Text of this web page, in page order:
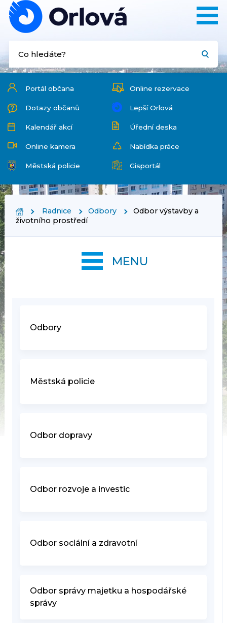
Portál občana Online rezervace
Dotazy občanů Lepší Orlová
Kalendář akcí Úřední deska
Online kamera Nabídka práce
Městská policie Gisportál
Radnice Odbory
Odbor výstavby a
životního prostředí
Odbory
Městská policie
Odbor dopravy
Odbor rozvoje a investic
Odbor sociální a zdravotní
Odbor správy majetku a hospodářské
správy
MENU